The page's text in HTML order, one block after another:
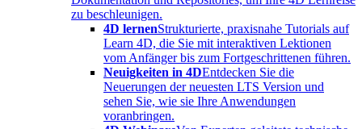
zu beschleunigen.
4D lernenStrukturierte, praxisnahe Tutorials auf
Learn 4D, die Sie mit interaktiven Lektionen
vom Anfänger bis zum Fortgeschrittenen führen.
Neuigkeiten in 4DEntdecken Sie die
Neuerungen der neuesten LTS Version und
sehen Sie, wie sie Ihre Anwendungen
voranbringen.